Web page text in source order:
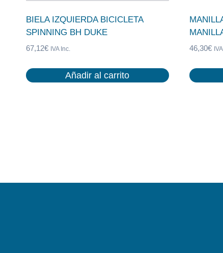
BIELA IZQUIERDA BICICLETA
SPINNING BH DUKE
67,12€ IVA Inc.
Añadir al carrito
46,30€